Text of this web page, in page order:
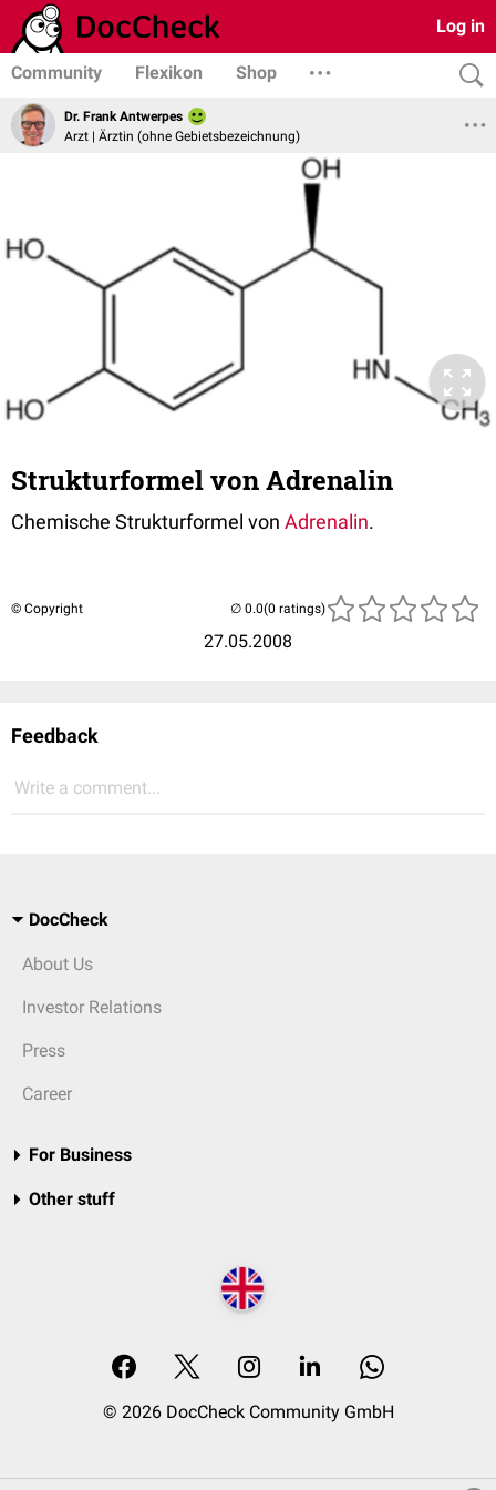
Log in
Community Flexikon Shop
Dr. Frank Antwerpes
Arzt | Ärztin (ohne Gebietsbezeichnung)
Strukturformel von Adrenalin
Chemische Strukturformel von Adrenalin.
© Copyright
27.05.2008
(0 ratings)
Feedback
Write a comment...
DocCheck
About Us
Investor Relations
Press
Career
For Business
Other stuff
© 2026 DocCheck Community GmbH